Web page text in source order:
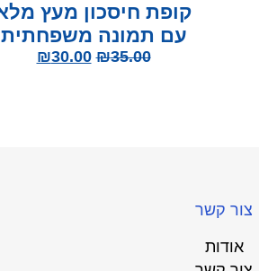
קופת חיסכון מעץ
עם תמונה משפחתית
₪35.00
₪30.00
צור קשר
אודות